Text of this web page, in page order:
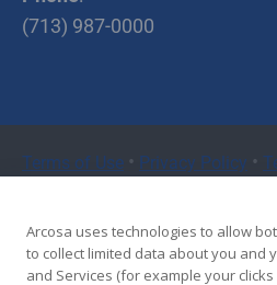
(713) 987-0000
Terms of Use • Privacy Policy •
Arcosa uses technologies to allow
to collect limited data about you and
and Services (for example your